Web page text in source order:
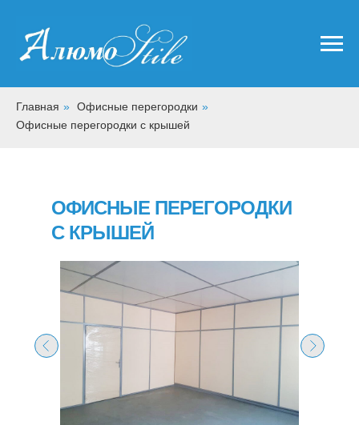
Главная » Офисные перегородки »
Офисные перегородки с крышей
ОФИСНЫЕ ПЕРЕГОРОДКИ
С КРЫШЕЙ